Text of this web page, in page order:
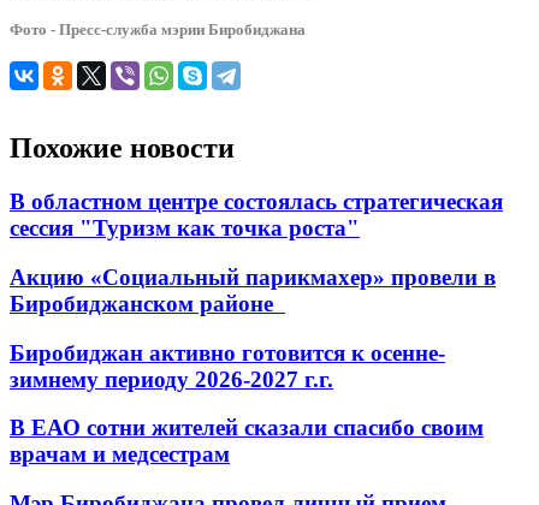
Фото - Пресс-служба мэрии Биробиджана
Похожие новости
В областном центре состоялась стратегическая
сессия "Туризм как точка роста"
Акцию «Социальный парикмахер» провели в
Биробиджанском районе
Биробиджан активно готовится к осенне-
зимнему периоду 2026-2027 г.г.
В ЕАО сотни жителей сказали спасибо своим
врачам и медсестрам